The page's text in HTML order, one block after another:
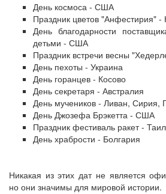
День космоса - США
Праздник цветов "Анфестирия" -
День благодарности
детьми - США
Праздник встречи весны
День пехоты - Украина
День горанцев - Косово
День секретаря - Австралия
День мучеников - Ливан, Сирия,
День Джозефа Брэкетта - США
Праздник фестиваль ракет -
День храбрости - Болгария
Никакая из этих дат не является
но они значимы для мировой истории.